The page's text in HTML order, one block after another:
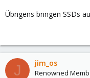
Übrigens bringen SSDs
J jim_os
Renowned